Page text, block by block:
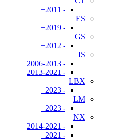
- 2011+
ES
- 2019+
GS
- 2012+
IS
- 2006-2013
- 2013-2021
LBX
- 2023+
LM
- 2023+
NX
- 2014-2021
- 2021+